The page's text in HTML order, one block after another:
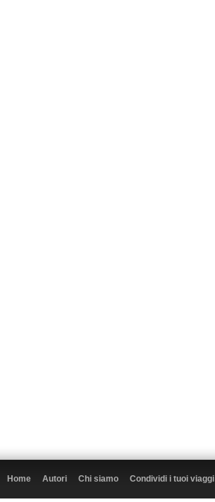
Home Autori Chi siamo Condividi i tuoi viaggi